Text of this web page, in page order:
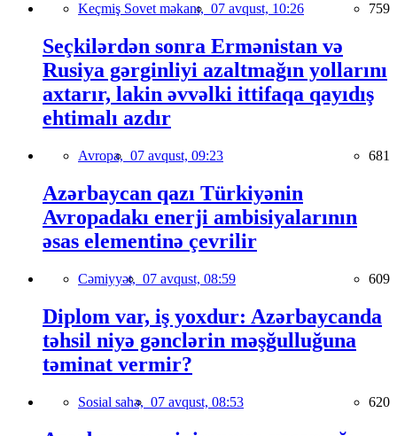
Keçmiş Sovet məkanı, 07 avqust, 10:26 759
Seçkilərdən sonra Ermənistan və
Rusiya gərginliyi azaltmağın yollarını
axtarır, lakin əvvəlki ittifaqa qayıdış
ehtimalı azdır
Avropa, 07 avqust, 09:23 681
Azərbaycan qazı Türkiyənin
Avropadakı enerji ambisiyalarının
əsas elementinə çevrilir
Cəmiyyət, 07 avqust, 08:59 609
Diplom var, iş yoxdur: Azərbaycanda
təhsil niyə gənclərin məşğulluğuna
təminat vermir?
Sosial sahə, 07 avqust, 08:53 620